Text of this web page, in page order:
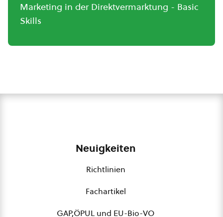
Marketing in der Direktvermarktung - Basic
Skills
Neuigkeiten
Richtlinien
Fachartikel
GAP,ÖPUL und EU-Bio-VO